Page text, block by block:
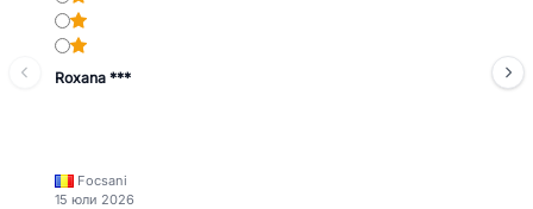
Roxana ***
Focsani
15 юли 2026